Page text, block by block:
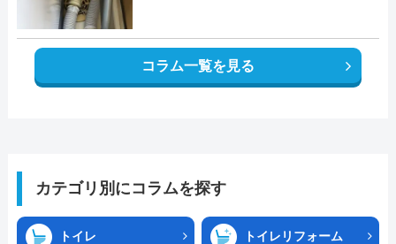
コラム一覧を見る
カテゴリ別にコラムを探す
トイレ トイレリフォーム